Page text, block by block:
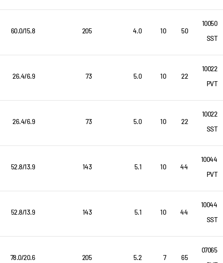
10050
SST
50
10
4.0
205
60.0/15.8
10022
PVT
22
10
5.0
73
26.4/6.9
10022
SST
22
10
5.0
73
26.4/6.9
10044
PVT
44
10
5.1
143
52.8/13.9
10044
SST
44
10
5.1
143
52.8/13.9
07065
65
7
5.2
205
78.0/20.6